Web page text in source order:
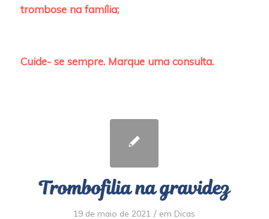
trombose na família;
Cuide- se sempre. Marque uma consulta.
Trombofilia na gravidez
19 de maio de 2021 / em Dicas